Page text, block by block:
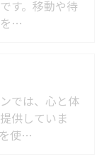
す。移動や待
を…
では、心と体
供していま
使…